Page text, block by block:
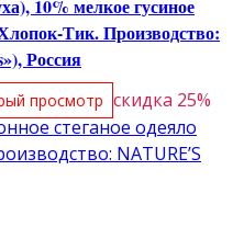
10% мелкое гусиное
Тик. Производство:
Россия
просмотр скидка 25%